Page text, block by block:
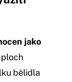
jako
bělidla